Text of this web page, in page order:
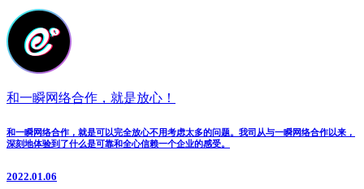
和一瞬网络合作，就是放心！
和一瞬网络合作，就是可以完全放心不用考虑太多的问题。我司从与一瞬网络合作以来，
深刻地体验到了什么是可靠和全心信赖一个企业的感受。
2022.01.06